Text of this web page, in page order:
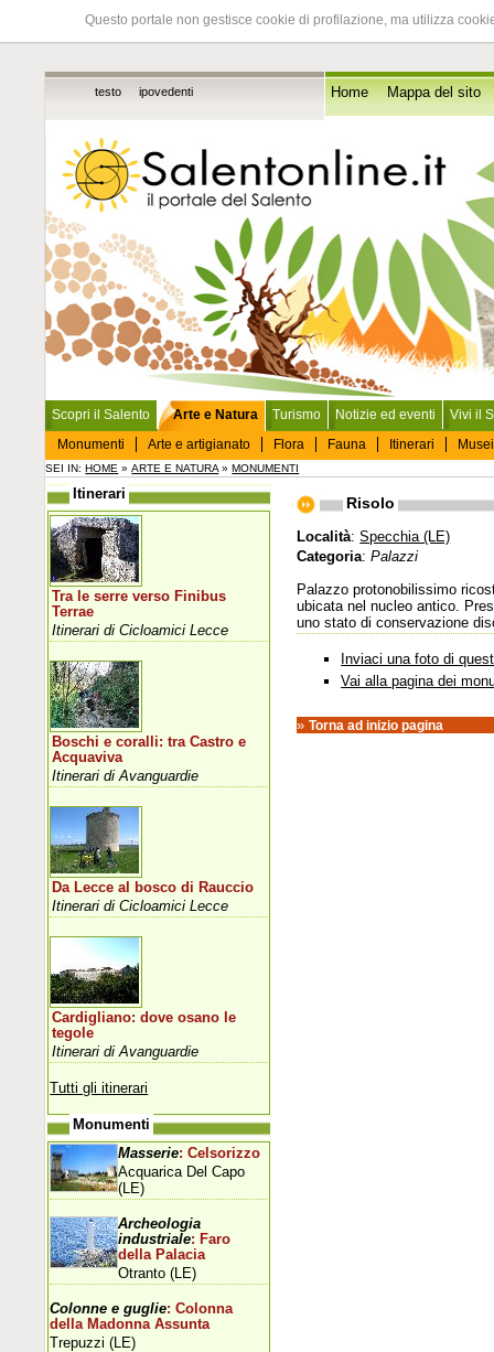
Questo portale non gestisce cookie di profilazione, ma utilizza
testo ipovedenti Home Mappa del sito
Scopri il Salento
Arte e Natura
Monumenti
Arte e artigianato Flora Fauna Itinerari
Turismo Notizie ed eventi Vivi il
SEI IN:HOME »ARTE E NATURA »MONUMENTI
Risolo
Località:Specchia (LE)
Categoria:Palazzi
Palazzo protonobilissimo
ubicata nel nucleo antico.
uno stato di conservazione
Inviaci una foto di
Vai alla pagina dei
»Torna ad inizio pagina
Itinerari
Tra le serre verso Finibus
Terrae
Itinerari di Cicloamici Lecce
Boschi e coralli: tra Castro e
Acquaviva
Itinerari di Avanguardie
Da Lecce al bosco di Rauccio
Itinerari di Cicloamici Lecce
Cardigliano: dove osano le
tegole
Itinerari di Avanguardie
Tutti gli itinerari
Monumenti
Masserie: Celsorizzo
Acquarica Del Capo
(LE)
Archeologia
industriale: Faro
della Palacia
Otranto (LE)
Colonne e guglie: Colonna
della Madonna Assunta
Trepuzzi (LE)